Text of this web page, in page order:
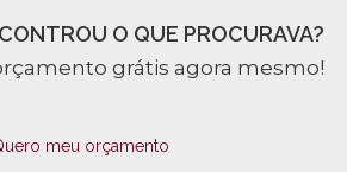
O QUE PROCURAVA?
grátis agora mesmo!
meu orçamento